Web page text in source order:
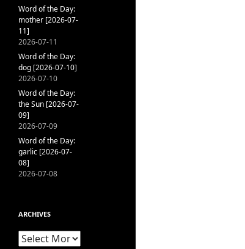
Word of the Day:
mother [2026-07-
11]
2026-07-11
Word of the Day:
dog [2026-07-10]
2026-07-10
Word of the Day:
the Sun [2026-07-
09]
2026-07-09
Word of the Day:
garlic [2026-07-
08]
2026-07-08
ARCHIVES
Archives